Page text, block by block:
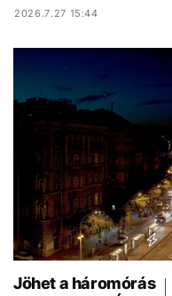
2026.7.27 15:44
Jöhet a háromórás